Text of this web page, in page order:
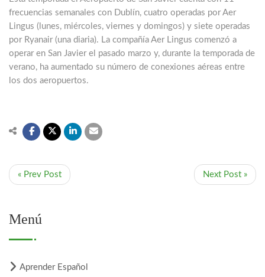
frecuencias semanales con Dublín, cuatro operadas por Aer
Lingus (lunes, miércoles, viernes y domingos) y siete operadas
por Ryanair (una diaria). La compañía Aer Lingus comenzó a
operar en San Javier el pasado marzo y, durante la temporada de
verano, ha aumentado su número de conexiones aéreas entre
los dos aeropuertos.
« Prev Post Next Post »
Menú
Aprender Español